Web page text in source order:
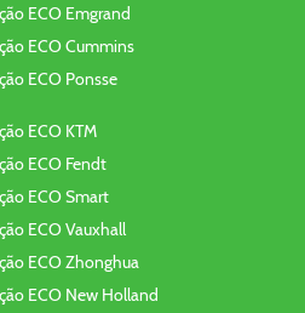
ECO Emgrand
ECO Cummins
ECO Ponsse
ECO KTM
ECO Fendt
ECO Smart
ECO Vauxhall
ECO Zhonghua
ECO New Holland